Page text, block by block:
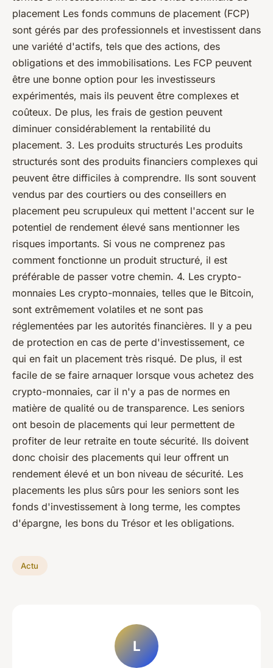
placement Les fonds communs de placement (FCP)
sont gérés par des professionnels et investissent dans
une variété d'actifs, tels que des actions, des
obligations et des immobilisations. Les FCP peuvent
être une bonne option pour les investisseurs
expérimentés, mais ils peuvent être complexes et
coûteux. De plus, les frais de gestion peuvent
diminuer considérablement la rentabilité du
placement. 3. Les produits structurés Les produits
structurés sont des produits financiers complexes qui
peuvent être difficiles à comprendre. Ils sont souvent
vendus par des courtiers ou des conseillers en
placement peu scrupuleux qui mettent l'accent sur le
potentiel de rendement élevé sans mentionner les
risques importants. Si vous ne comprenez pas
comment fonctionne un produit structuré, il est
préférable de passer votre chemin. 4. Les crypto-
monnaies Les crypto-monnaies, telles que le Bitcoin,
sont extrêmement volatiles et ne sont pas
réglementées par les autorités financières. Il y a peu
de protection en cas de perte d'investissement, ce
qui en fait un placement très risqué. De plus, il est
facile de se faire arnaquer lorsque vous achetez des
crypto-monnaies, car il n'y a pas de normes en
matière de qualité ou de transparence. Les seniors
ont besoin de placements qui leur permettent de
profiter de leur retraite en toute sécurité. Ils doivent
donc choisir des placements qui leur offrent un
rendement élevé et un bon niveau de sécurité. Les
placements les plus sûrs pour les seniors sont les
fonds d'investissement à long terme, les comptes
d'épargne, les bons du Trésor et les obligations.
Actu
L